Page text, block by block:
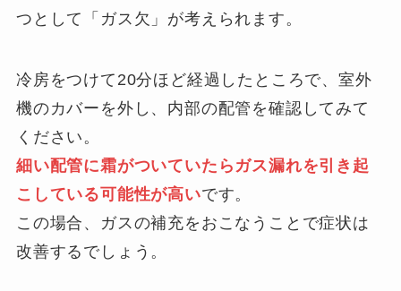
つとして「ガス欠」が考えられます。
冷房をつけて20分ほど経過したところで、室外
機のカバーを外し、内部の配管を確認してみて
ください。
細い配管に霜がついていたらガス漏れを引き起
こしている可能性が高いです。
この場合、ガスの補充をおこなうことで症状は
改善するでしょう。